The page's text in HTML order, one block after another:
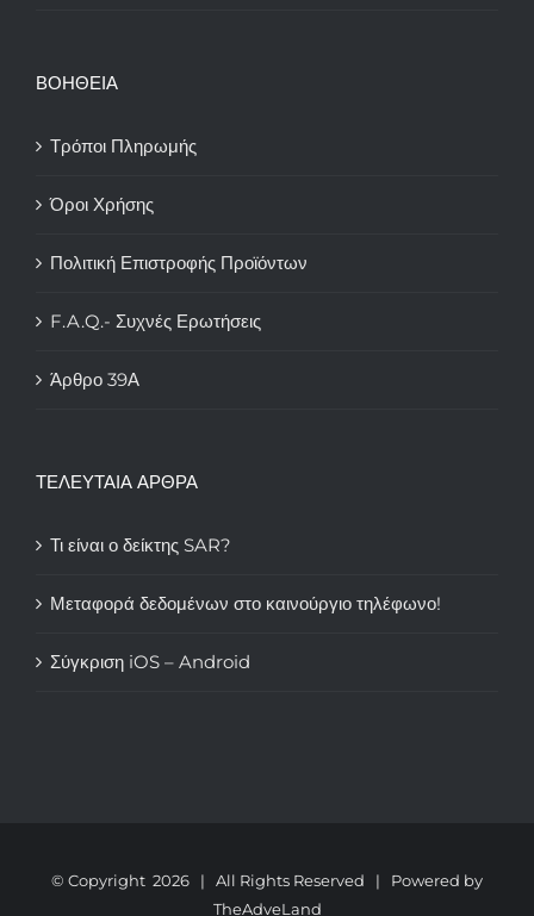
ΒΟΗΘΕΙΑ
Τρόποι Πληρωμής
Όροι Χρήσης
Πολιτική Επιστροφής Προϊόντων
F.A.Q.- Συχνές Ερωτήσεις
Άρθρο 39Α
ΤΕΛΕΥΤΑΙΑ ΑΡΘΡΑ
Τι είναι ο δείκτης SAR?
Μεταφορά δεδομένων στο καινούργιο τηλέφωνο!
Σύγκριση iOS – Android
© Copyright 2026 | All Rights Reserved | Powered by
TheAdveLand